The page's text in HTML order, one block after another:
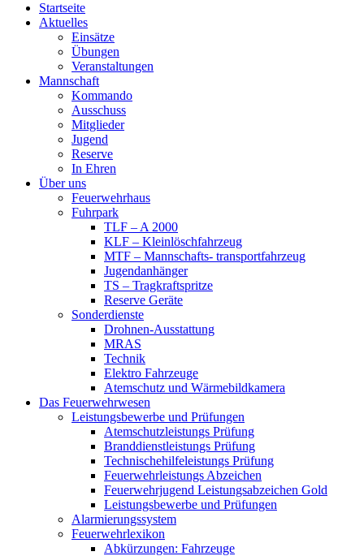
Startseite
Aktuelles
Einsätze
Übungen
Veranstaltungen
Mannschaft
Kommando
Ausschuss
Mitglieder
Jugend
Reserve
In Ehren
Über uns
Feuerwehrhaus
Fuhrpark
TLF – A 2000
KLF – Kleinlöschfahrzeug
MTF – Mannschafts- transportfahrzeug
Jugendanhänger
TS – Tragkraftspritze
Reserve Geräte
Sonderdienste
Drohnen-Ausstattung
MRAS
Technik
Elektro Fahrzeuge
Atemschutz und Wärmebildkamera
Das Feuerwehrwesen
Leistungsbewerbe und Prüfungen
Atemschutzleistungs Prüfung
Branddienstleistungs Prüfung
Technischehilfeleistungs Prüfung
Feuerwehrleistungs Abzeichen
Feuerwehrjugend Leistungsabzeichen Gold
Leistungsbewerbe und Prüfungen
Alarmierungssystem
Feuerwehrlexikon
Abkürzungen: Fahrzeuge